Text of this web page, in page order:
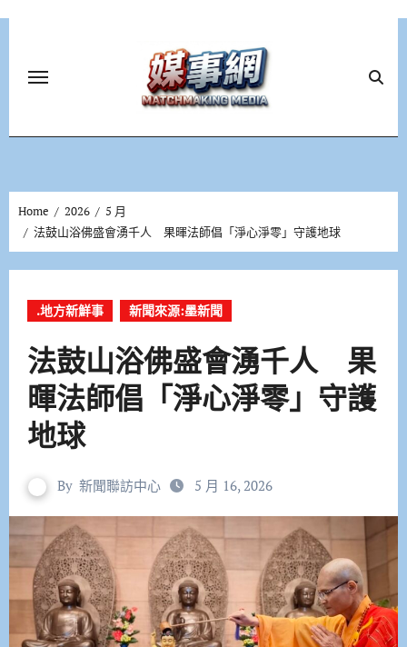
Home 2026
5 月
法鼓山浴佛盛會湧千人 果暉法師倡「淨心淨零」守護地球
.地方新鮮事 新聞來源:墨新聞
法鼓山浴佛盛會湧千人 果
暉法師倡「淨心淨零」守護
地球
By 新聞聯訪中心 5 月 16, 2026